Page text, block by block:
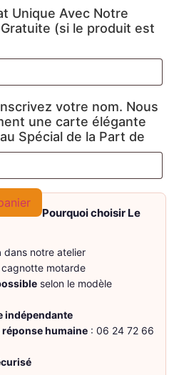
Unique Avec Notre
(si le produit est
votre nom. Nous
une carte élégante
Spécial de la Part de
Pourquoi choisir Le
dans notre atelier
cagnotte motarde
selon le modèle
indépendante
humaine : 06 24 72 66